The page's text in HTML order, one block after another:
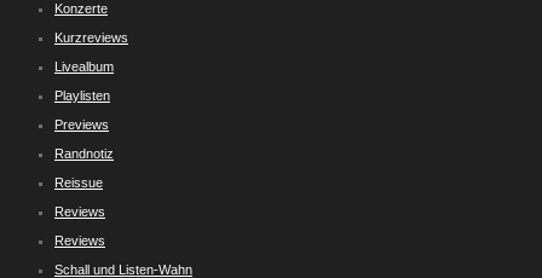
Konzerte
Kurzreviews
Livealbum
Playlisten
Previews
Randnotiz
Reissue
Reviews
Reviews
Schall und Listen-Wahn